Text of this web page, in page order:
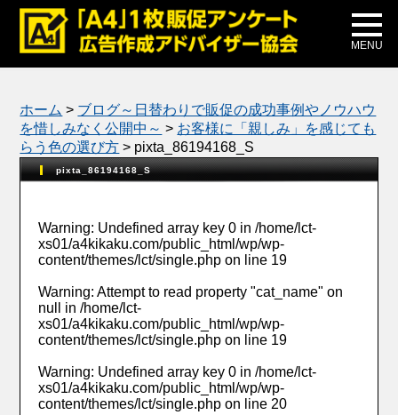
MENU
メディア掲載
公式ブログ
ホーム > ブログ～日替わりで販促の成功事例やノウハウ
を惜しみなく公開中～ > お客様に「親しみ」を感じても
らう色の選び方 > pixta_86194168_S
pixta_86194168_S
Warning: Undefined array key 0 in/home/lct-
xs01/a4kikaku.com/public_html/wp/wp-
content/themes/lct/single.php on line 19
Warning: Attempt to read property "cat_name" on
null in/home/lct-
xs01/a4kikaku.com/public_html/wp/wp-
content/themes/lct/single.php on line 19
Warning: Undefined array key 0 in/home/lct-
xs01/a4kikaku.com/public_html/wp/wp-
content/themes/lct/single.php on line 20